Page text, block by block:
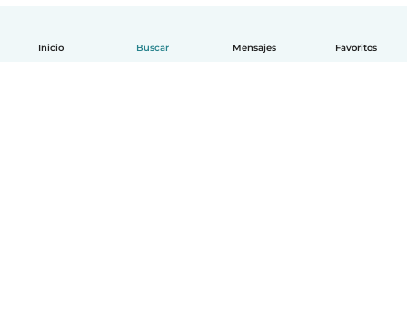
Inicio Buscar Mensajes Favoritos